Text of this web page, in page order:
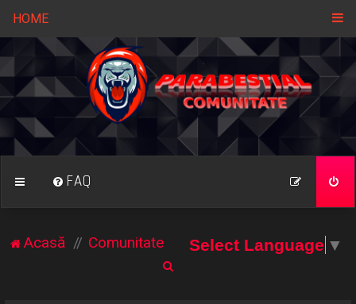
HOME
FAQ
Acasă Comunitate Select Language ▼